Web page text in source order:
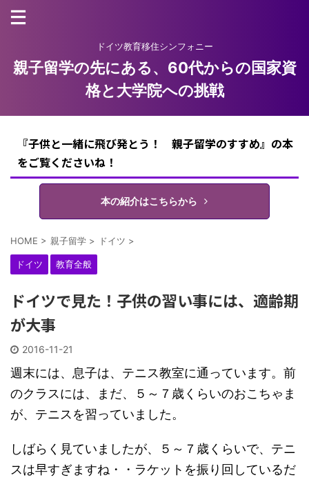
ドイツ教育移住シンフォニー
親子留学の先にある、60代からの国家資
格と大学院への挑戦
『子供と一緒に飛び発とう！ 親子留学のすすめ』の本
をご覧くださいね！
本の紹介はこちらから
HOME > 親子留学 > ドイツ >
ドイツ 教育全般
ドイツで見た！子供の習い事には、適齢期
が大事
2016-11-21
週末には、息子は、テニス教室に通っています。前
のクラスには、まだ、５～７歳くらいのおこちゃま
が、テニスを習っていました。
しばらく見ていましたが、５～７歳くらいで、テニ
スは早すぎますね・・ラケットを振り回しているだ